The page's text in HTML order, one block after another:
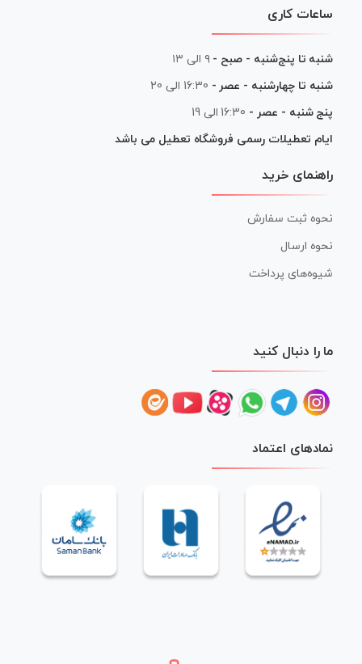
ساعات کاری
شنبه تا پنج‌شنبه - صبح - ۹ الی ۱۳
شنبه تا چهارشنبه - عصر - 16:30 الی 20
پنج شنبه - عصر - 16:30 الی 19
ایام تعطیلات رسمی فروشگاه تعطیل می باشد
راهنمای خرید
نحوه ثبت سفارش
نحوه ارسال
شیوه‌های پرداخت
ما را دنبال کنید
نمادهای اعتماد